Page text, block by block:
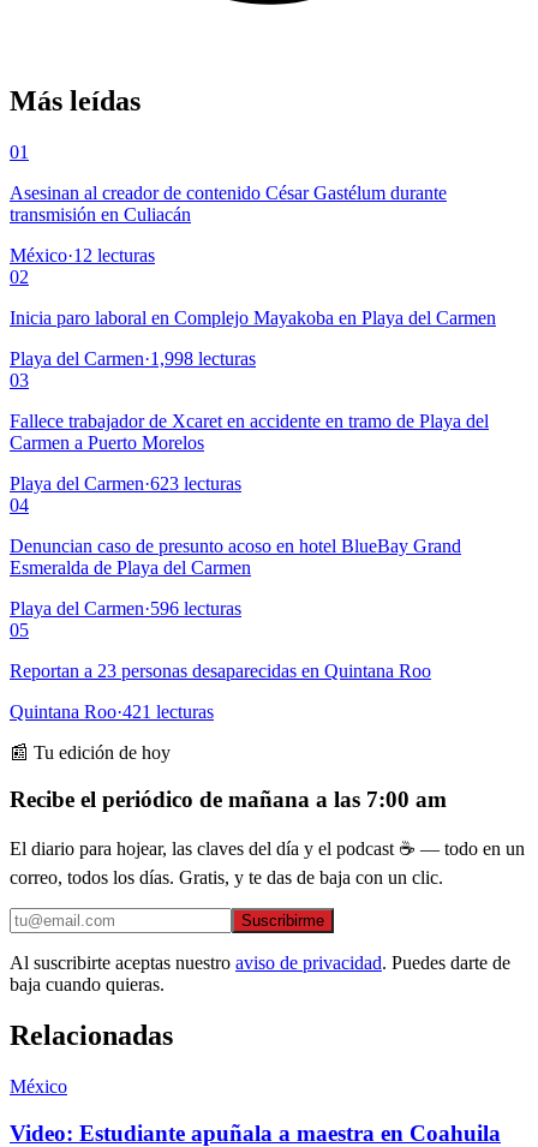
Más leídas
01
Asesinan al creador de contenido César Gastélum durante
transmisión en Culiacán
México·12 lecturas
02
Inicia paro laboral en Complejo Mayakoba en Playa del Carmen
Playa del Carmen·1,998 lecturas
03
Fallece trabajador de Xcaret en accidente en tramo de Playa del
Carmen a Puerto Morelos
Playa del Carmen·623 lecturas
04
Denuncian caso de presunto acoso en hotel BlueBay Grand
Esmeralda de Playa del Carmen
Playa del Carmen·596 lecturas
05
Reportan a 23 personas desaparecidas en Quintana Roo
Quintana Roo·421 lecturas
📰 Tu edición de hoy
Recibe el periódico de mañana a las 7:00 am
El diario para hojear, las claves del día y el podcast ☕ — todo en un
correo, todos los días. Gratis, y te das de baja con un clic.
Suscribirme
Al suscribirte aceptas nuestro aviso de privacidad. Puedes darte de
baja cuando quieras.
Relacionadas
México
Video: Estudiante apuñala a maestra en Coahuila